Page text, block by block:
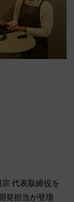
代表取締役を
発担当が登壇